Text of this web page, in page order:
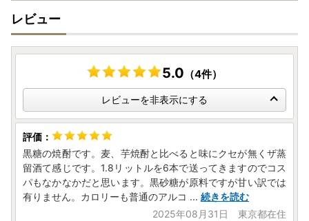
レビュー
5.0 （4件）
レビューを非表示にする
黒糖の焼酎です。麦、芋焼酎と比べると味にクセが無くザ蒸
留酒て感じです。1.8リットルを6本で送ってきますのでコス
パもなかなかだと思います。黒砂糖が原料ですが甘い訳では
有りません。カロリーも普通のアルコ ... 続きを読む
2025年08月31日 東京都在住